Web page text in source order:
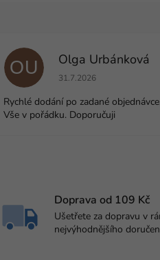
OU Olga Urbánková
Hodnocení obchodu je
31.7.2026
Rychlé dodání po zadané objednávce.
Vše v pořádku. Doporučuji
Doprava od 109 Kč
Ušetřete za dopravu v
nejvýhodnějšího